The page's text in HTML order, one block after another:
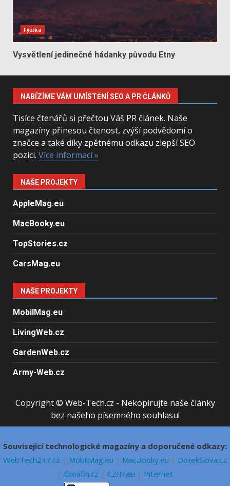
Fyzika
Vysvětlení jedinečné hádanky původu Etny
NABÍZÍME VÁM UMÍSTĚNÍ SEO A PR ČLÁNKŮ
Tisíce čtenářů si přečtou Váš PR článek. Naše
magazíny přinesou čtenost, zvýší podvědomí o
značce a také díky zpětnému odkazu zlepší SEO
pozici. Více informací »
NAŠE PROJEKTY
AppleMag.eu
MacBooky.eu
TopStories.cz
CarsMag.eu
NAŠE PROJEKTY
MobilMag.eu
LivingWeb.cz
GardenWeb.cz
Army-Web.cz
Copyright © Web-Tech.cz - Nekopírujte naše články
bez našeho písemného souhlasu!
Související technologické magazíny a doporučené odkazy:
WebTech247.cz | MobilMag.eu | MacBooky.eu | DotekSlova.cz
| Ekoafin.cz | CZIN.eu | Internet